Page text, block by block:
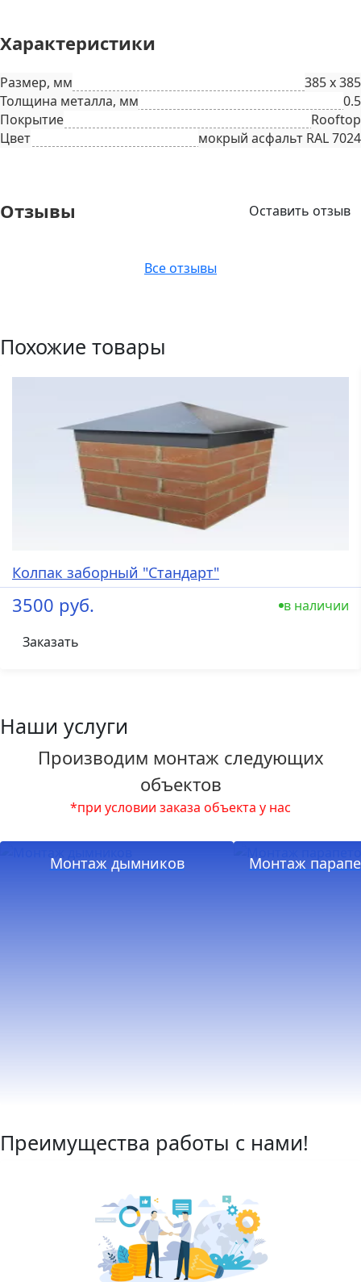
Характеристики
Размер, мм
385 х 385
Толщина металла, мм
0.5
Покрытие
Rooftop
Цвет
мокрый асфальт RAL 7024
Отзывы Оставить отзыв
Все отзывы
Похожие товары
Колпак заборный "Стандарт"
3500 руб. в наличии
Заказать
Наши услуги
Производим монтаж следующих
объектов
*при условии заказа объекта у нас
Монтаж дымников Монтаж
Преимущества работы с нами!